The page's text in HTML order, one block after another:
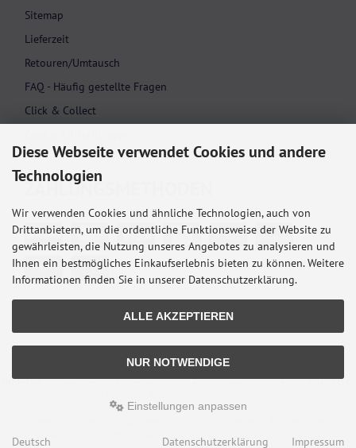
Sitemap
Lieferzeit
Retouren/Umtausch
FAQ - Häufig gestellte Fragen
Click & Collect
ZAHLUNGS­METHODEN
Alle Preise inkl. gesetzl. MwSt. zzgl.Versandkosten. Die durchgestrichenen Preise entsprechen
© 2026 Steiger Stiftung Shop • Alle Rechte vorbehalten
gemeinnützige GmbH • Umsetzung & Programmierung Rehm Webdesign
Diese Webseite verwendet Cookies und andere
Technologien
Wir verwenden Cookies und ähnliche Technologien, auch von
Drittanbietern, um die ordentliche Funktionsweise der Website zu
gewährleisten, die Nutzung unseres Angebotes zu analysieren und
Ihnen ein bestmögliches Einkaufserlebnis bieten zu können. Weitere
Informationen finden Sie in unserer Datenschutzerklärung.
ALLE AKZEPTIEREN
NUR NOTWENDIGE
Einstellungen anpassen
Deutsch Datenschutzerklärung Impressum